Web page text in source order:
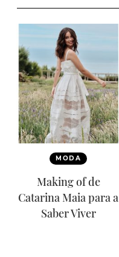
MODA
Making of de
Catarina Maia para a
Saber Viver